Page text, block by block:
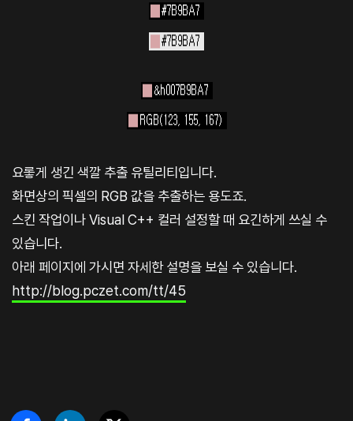
요롷게 생긴 색깔 추출 유틸리티입니다.
화면상의 픽셀의 RGB 값을 추출하는 용도죠.
스킨 작업이나 Visual C++ 컬러 설정할 때 요긴하게 쓰실 수
있습니다.
아래 페이지에 가시면 자세한 설명을 보실 수 있습니다.
http://blog.pczet.com/tt/45